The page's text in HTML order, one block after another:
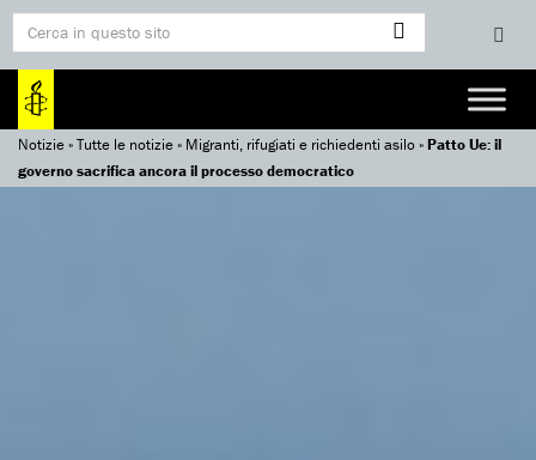
Notizie»Tutte le notizie» Migranti, rifugiati e richiedenti asilo»Patto Ue: il
governo sacrifica ancora il processo democratico